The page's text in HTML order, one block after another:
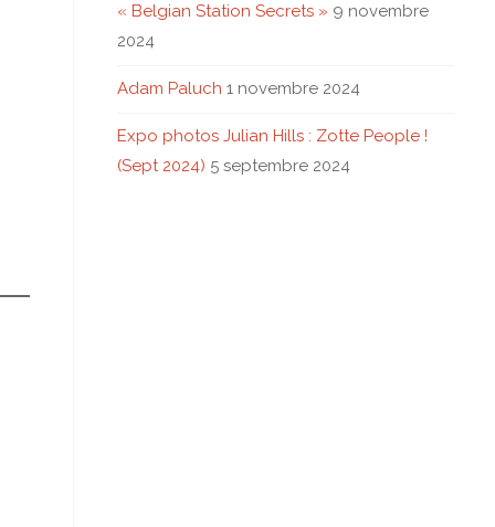
« Belgian Station Secrets » 9 novembre
2024
Adam Paluch 1 novembre 2024
Expo photos Julian Hills : Zotte People !
(Sept 2024) 5 septembre 2024